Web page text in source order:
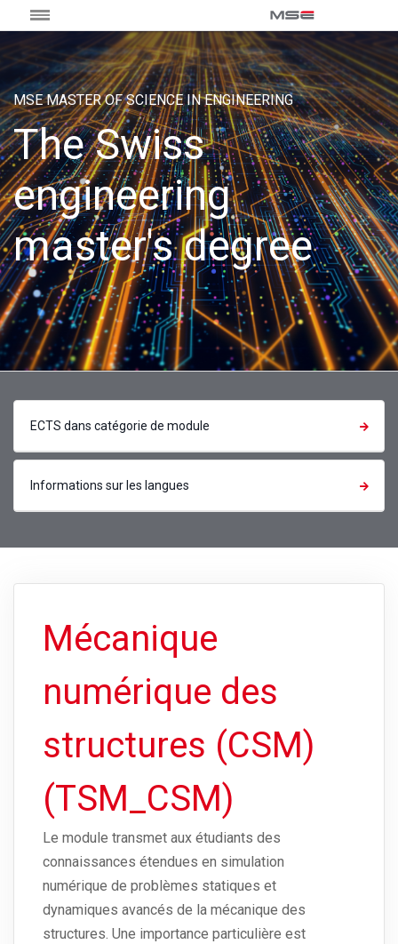
MSE MASTER OF SCIENCE IN ENGINEERING
The Swiss
engineering
master's degree
ECTS dans catégorie de module
Informations sur les langues
Mécanique
numérique des
structures (CSM)
(TSM_CSM)
Le module transmet aux étudiants des
connaissances étendues en simulation
numérique de problèmes statiques et
dynamiques avancés de la mécanique des
structures. Une importance particulière est